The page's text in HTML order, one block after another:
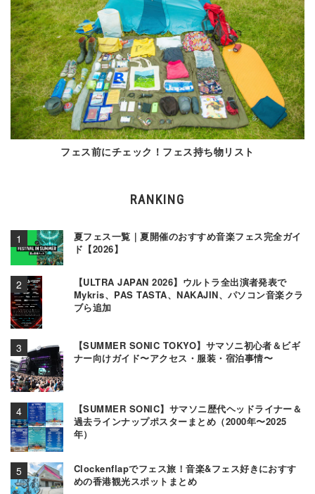
フェス前にチェック！フェス持ち物リスト
RANKING
夏フェス一覧｜夏開催のおすすめ音楽フェス完全ガイ
ド【2026】
【ULTRA JAPAN 2026】ウルトラ全出演者発表で
Mykris、PAS TASTA、NAKAJIN、パソコン音楽クラ
ブら追加
【SUMMER SONIC TOKYO】サマソニ初心者＆ビギ
ナー向けガイド〜アクセス・服装・宿泊事情〜
【SUMMER SONIC】サマソニ歴代ヘッドライナー＆
過去ラインナップポスターまとめ（2000年〜2025
年）
Clockenflapでフェス旅！音楽&フェス好きにおすす
めの香港観光スポットまとめ